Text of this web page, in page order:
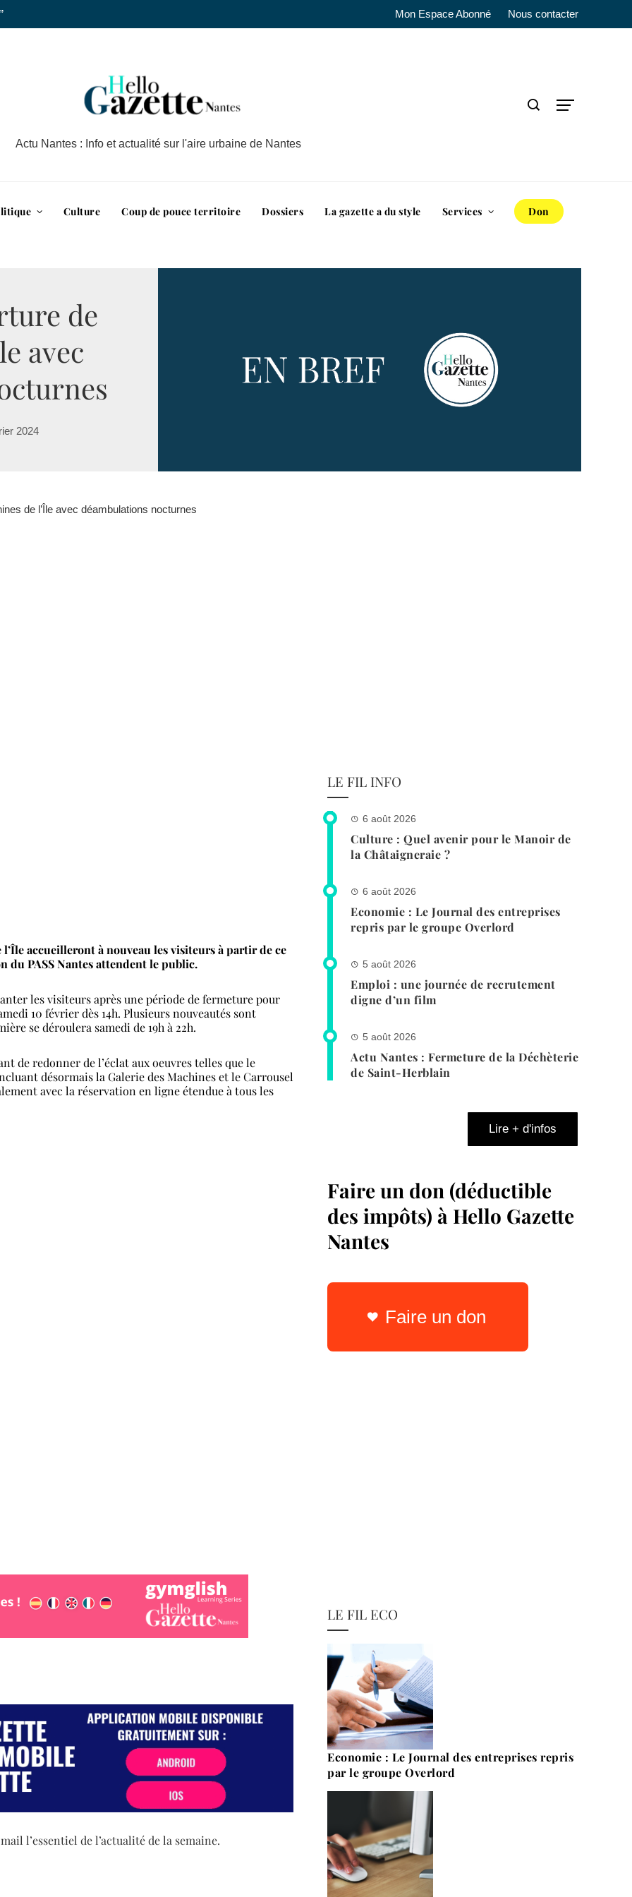
Mon Espace Abonné Nous contacter
Actu Nantes : Info et actualité sur l'aire urbaine de Nantes
Culture Coup de pouce territoire Dossiers La gazette a du style Services Don
de
avec
2024
de l’Île avec déambulations nocturnes
accueilleront à nouveau les visiteurs à partir de ce
du PASS Nantes attendent le public.
les visiteurs après une période de fermeture pour
10 février dès 14h. Plusieurs nouveautés sont
se déroulera samedi de 19h à 22h.
de redonner de l’éclat aux oeuvres telles que le
désormais la Galerie des Machines et le Carrousel
avec la réservation en ligne étendue à tous les
l’essentiel de l’actualité de la semaine.
LE FIL INFO
6 août 2026
Culture : Quel avenir pour le Manoir de
la Châtaigneraie ?
6 août 2026
Economie : Le Journal des entreprises
repris par le groupe Overlord
5 août 2026
Emploi : une journée de recrutement
digne d’un film
5 août 2026
Actu Nantes : Fermeture de la Déchèterie
de Saint-Herblain
Lire + d'infos
Faire un don (déductible
des impôts) à Hello Gazette
Nantes
Faire un don
LE FIL ECO
Economie : Le Journal des entreprises repris
par le groupe Overlord